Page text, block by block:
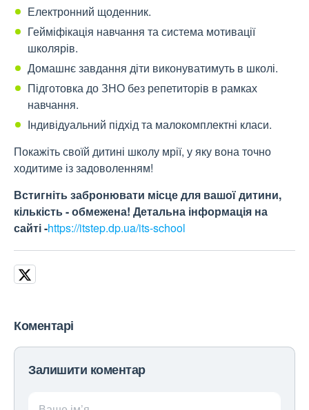
Електронний щоденник.
Гейміфікація навчання та система мотивації
школярів.
Домашнє завдання діти виконуватимуть в школі.
Підготовка до ЗНО без репетиторів в рамках
навчання.
Індивідуальний підхід та малокомплектні класи.
Покажіть своїй дитині школу мрії, у яку вона точно
ходитиме із задоволенням!
Встигніть забронювати місце для вашої дитини,
кількість - обмежена! Детальна інформація на
сайті -https://itstep.dp.ua/its-school
Коментарі
Залишити коментар